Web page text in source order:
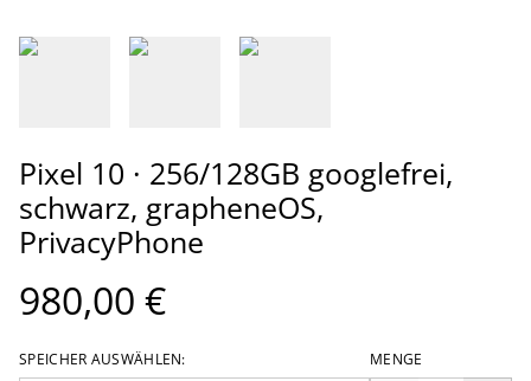
Pixel 10 · 256/128GB googlefrei,
schwarz, grapheneOS,
PrivacyPhone
980,00 €
SPEICHER AUSWÄHLEN: MENGE